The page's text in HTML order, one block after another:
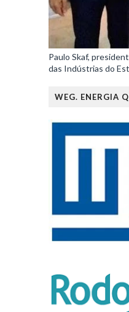
Paulo Skaf,
das Indústrias do
WEG. ENERGIA